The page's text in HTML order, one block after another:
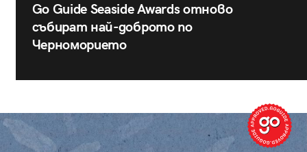
Go Guide Seaside Awards отново
събират най-доброто по
Черноморието